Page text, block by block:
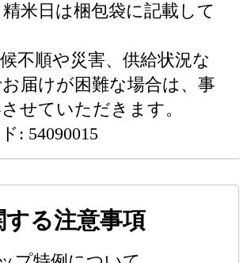
米日は梱包袋に記載して
不順や災害、供給状況な
届けが困難な場合は、事
せていただきます。
: 54090015
る注意事項